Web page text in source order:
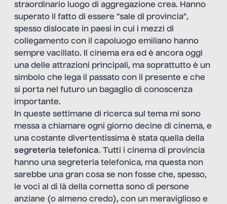
straordinario luogo di aggregazione crea. Hanno
superato il fatto di essere “sale di provincia”,
spesso dislocate in paesi in cui i mezzi di
collegamento con il capoluogo emiliano hanno
sempre vacillato. Il cinema era ed è ancora oggi
una delle attrazioni principali, ma soprattutto è un
simbolo che lega il passato con il presente e che
si porta nel futuro un bagaglio di conoscenza
importante.
In queste settimane di ricerca sul tema mi sono
messa a chiamare ogni giorno decine di cinema, e
una costante divertentissima è stata quella della
segreteria telefonica. Tutti i cinema di provincia
hanno una segreteria telefonica, ma questa non
sarebbe una gran cosa se non fosse che, spesso,
le voci al di là della cornetta sono di persone
anziane (o almeno credo), con un meraviglioso e